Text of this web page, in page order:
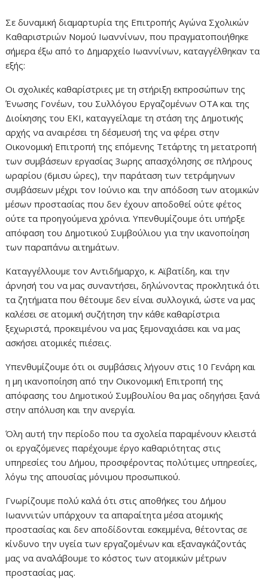
Σε δυναμική διαμαρτυρία της Επιτροπής Αγώνα Σχολικών
Καθαριστριών Νομού Ιωαννίνων, που πραγματοποιήθηκε
σήμερα έξω από το Δημαρχείο Ιωαννίνων, καταγγέλθηκαν τα
εξής:
Οι σχολικές καθαρίστριες με τη στήριξη εκπροσώπων της
Ένωσης Γονέων, του Συλλόγου Εργαζομένων ΟΤΑ και της
Διοίκησης του ΕΚΙ, καταγγείλαμε τη στάση της Δημοτικής
αρχής να αναιρέσει τη δέσμευσή της να φέρει στην
Οικονομική Επιτροπή της επόμενης Τετάρτης τη μετατροπή
των συμβάσεων εργασίας 3ωρης απασχόλησης σε πλήρους
ωραρίου (6μισυ ώρες), την παράταση των τετράμηνων
συμβάσεων μέχρι τον Ιούνιο και την απόδοση των ατομικών
μέσων προστασίας που δεν έχουν αποδοθεί ούτε φέτος
ούτε τα προηγούμενα χρόνια. Υπενθυμίζουμε ότι υπήρξε
απόφαση του Δημοτικού Συμβούλιου για την ικανοποίηση
των παραπάνω αιτημάτων.
Καταγγέλλουμε τον Αντιδήμαρχο, κ. Αϊβατίδη, και την
άρνησή του να μας συναντήσει, δηλώνοντας προκλητικά ότι
τα ζητήματα που θέτουμε δεν είναι συλλογικά, ώστε να μας
καλέσει σε ατομική συζήτηση την κάθε καθαρίστρια
ξεχωριστά, προκειμένου να μας ξεμοναχιάσει και να μας
ασκήσει ατομικές πιέσεις.
Υπενθυμίζουμε ότι οι συμβάσεις λήγουν στις 10 Γενάρη και
η μη ικανοποίηση από την Οικονομική Επιτροπή της
απόφασης του Δημοτικού Συμβουλίου θα μας οδηγήσει ξανά
στην απόλυση και την ανεργία.
Όλη αυτή την περίοδο που τα σχολεία παραμένουν κλειστά
οι εργαζόμενες παρέχουμε έργο καθαριότητας στις
υπηρεσίες του Δήμου, προσφέροντας πολύτιμες υπηρεσίες,
λόγω της απουσίας μόνιμου προσωπικού.
Γνωρίζουμε πολύ καλά ότι στις αποθήκες του Δήμου
Ιωαννιτών υπάρχουν τα απαραίτητα μέσα ατομικής
προστασίας και δεν αποδίδονται εσκεμμένα, θέτοντας σε
κίνδυνο την υγεία των εργαζομένων και εξαναγκάζοντάς
μας να αναλάβουμε το κόστος των ατομικών μέτρων
προστασίας μας.